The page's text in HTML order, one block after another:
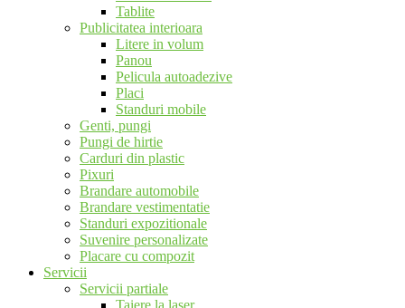
Tablite
Publicitatea interioara
Litere in volum
Panou
Pelicula autoadezive
Placi
Standuri mobile
Genti, pungi
Pungi de hirtie
Carduri din plastic
Pixuri
Brandare automobile
Brandare vestimentatie
Standuri expozitionale
Suvenire personalizate
Placare cu compozit
Servicii
Servicii partiale
Taiere la laser